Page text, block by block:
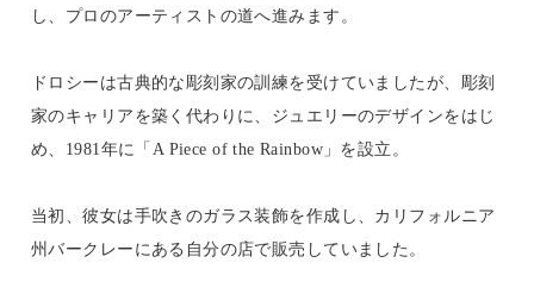
し、プロのアーティストの道へ進みます。
ドロシーは古典的な彫刻家の訓練を受けていましたが、彫刻
家のキャリアを築く代わりに、ジュエリーのデザインをはじ
め、1981年に「A Piece of the Rainbow」を設立。
当初、彼女は手吹きのガラス装飾を作成し、カリフォルニア
州バークレーにある自分の店で販売していました。